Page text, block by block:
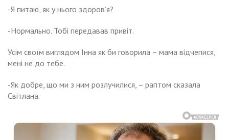
-Я питаю, як у нього здоров’я?
-Нормально. Тобі передавав привіт.
Усім своїм виглядом Інна як би говорила – мама відчепися,
мені не до тебе.
-Як добре, що ми з ним розлучилися, – раптом сказала
Світлана.